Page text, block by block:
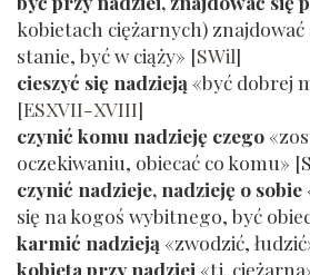
kobietach ciężarnych)
stanie, być w ciąży» [SWil]
cieszyć się nadzieją «być dobrej
[ESXVII-XVIII]
czynić komu nadzieję czego
oczekiwaniu, obiecać co komu» [
czynić nadzieje, nadzieję o sobie
się na kogoś wybitnego, być
karmić nadzieją «zwodzić,
kobieta przy nadziei «tj.